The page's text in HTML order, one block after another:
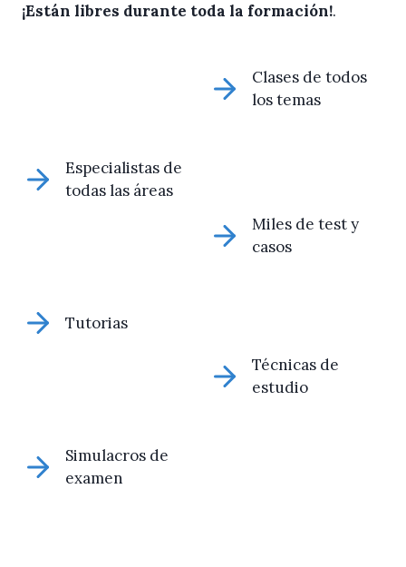
¡Están libres durante toda la formación!.
Clases de todos
los temas
Especialistas de
todas las áreas
Miles de test y
casos
Tutorias
Técnicas de
estudio
Simulacros de
examen